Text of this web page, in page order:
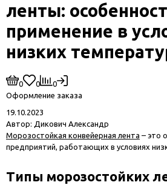
ленты:
применение в
низких
0 0
0
Оформление заказа
19.10.2023
Автор: Дикович Александр
Морозостойкая конвейерная лента – это
предприятий, работающих в условиях
Типы морозостойких